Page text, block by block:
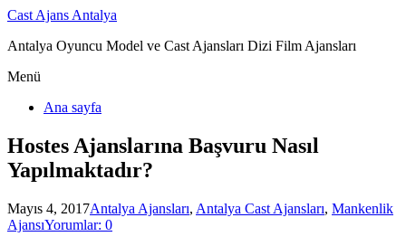
Cast Ajans Antalya
Antalya Oyuncu Model ve Cast Ajansları Dizi Film Ajansları
Menü
Ana sayfa
Hostes Ajanslarına Başvuru Nasıl
Yapılmaktadır?
Mayıs 4, 2017Antalya Ajansları, Antalya Cast Ajansları, Mankenlik
AjansıYorumlar: 0